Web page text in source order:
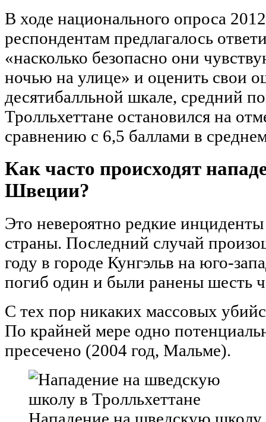
В ходе национального опроса 2012
респондентам предлагалось
«насколько безопасно они
ночью на улице» и оценить свои
десятибалльной шкале, средний
Тролльхеттане остановился на
сравнению с 6,5 баллами в
Как часто происходят
Швеции?
Это невероятно редкие
страны. Последний случай
году в городе Кунгэльв на юго-
погиб один и были ранены шесть
С тех пор никаких массовых
По крайней мере одно
пресечено (2004 год, Мальме).